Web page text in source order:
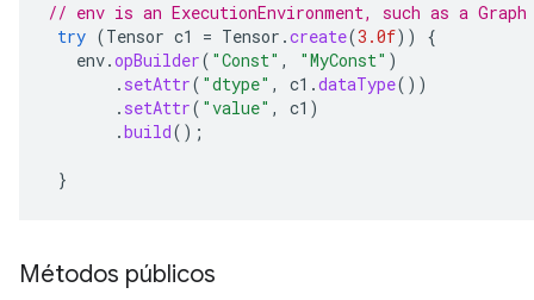
// env is an ExecutionEnvironment, such as a
try (Tensor c1 = Tensor .create(3.0f))
{
env.opBuilder( "Const" , "MyConst" )
. setAttr( "dtype" , c1 .dataType())
. setAttr( "value" , c1 )
.build();
}
Métodos públicos